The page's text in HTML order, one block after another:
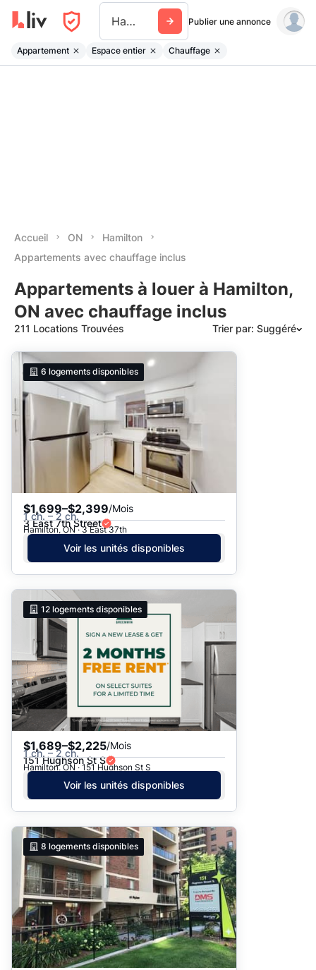
Hamilton Publier une annonce
Appartement Espace entier Chauffage
Accueil ON
Hamilton
Appartements avec chauffage inclus
Appartements à louer à Hamilton,
ON avec chauffage inclus
211 Locations Trouvées Trier par: Suggéré
Suggéré
Date: les plus récents d’abord
Date: les plus anciens d’abord
Prix - $$$ à $
Prix - $ à $$$
6 logements disponibles
$1,699–$2,399/Mois
1 ch. – 2 ch.
3 East 7th Street
Hamilton, ON · 3 East 37th
Voir les unités disponibles
12 logements disponibles
$1,689–$2,225/Mois
1 ch. – 2 ch.
151 Hughson St S
Hamilton, ON · 151 Hughson St S
Voir les unités disponibles
8 logements disponibles